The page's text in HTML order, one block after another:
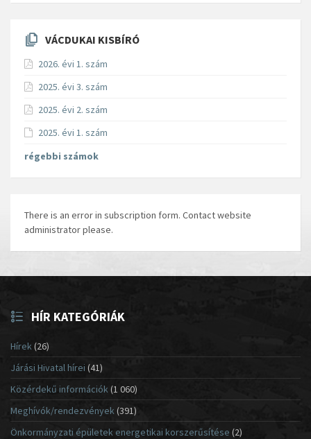
VÁCDUKAI KISBÍRÓ
2026. évi 1. szám
2025. évi 3. szám
2025. évi 2. szám
2025. évi 1. szám
régebbi számok
There is an error in subscription form. Contact website
administrator please.
HÍR KATEGÓRIÁK
Hírek(26)
Járási Hivatal hírei (41)
Közérdekű információk(1 060)
Meghívók/rendezvények (391)
Önkormányzati épületek energetikai korszerűsítése (2)